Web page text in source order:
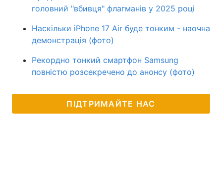
головний "вбивця" флагманів у 2025 році
Наскільки iPhone 17 Air буде тонким - наочна
демонстрація (фото)
Рекордно тонкий смартфон Samsung
повністю розсекречено до анонсу (фото)
ПІДТРИМАЙТЕ НАС